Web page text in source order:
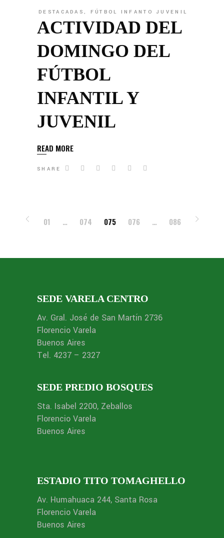
DESTACADAS, FÚTBOL INFANTO JUVENIL
ACTIVIDAD DEL
DOMINGO DEL
FÚTBOL
INFANTIL Y
JUVENIL
READ MORE
SHARE
01 … 074 075 076 … 086
SEDE VARELA CENTRO
Av. Gral. José de San Martín 2736
Florencio Varela
Buenos Aires
Tel. 4237 – 2327
SEDE PREDIO BOSQUES
Sta. Isabel 2200, Zeballos
Florencio Varela
Buenos Aires
ESTADIO TITO TOMAGHELLO
Av. Humahuaca 244, Santa Rosa
Florencio Varela
Buenos Aires